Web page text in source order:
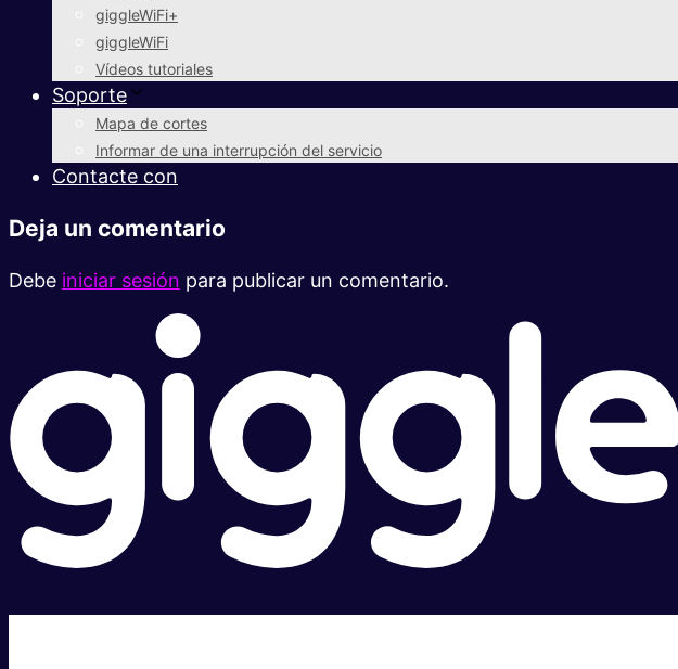
giggleWiFi+
giggleWiFi
Vídeos tutoriales
Soporte
Mapa de cortes
Informar de una interrupción del servicio
Contacte con
Deja un comentario
Debe iniciar sesión para publicar un comentario.